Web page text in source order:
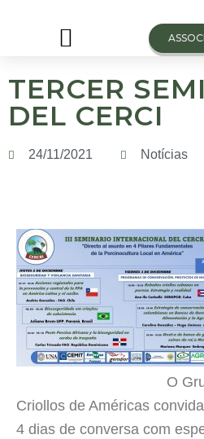
TERCER
DEL CERCI
24/11/2021 Notícias
O Grupo
Criollos de Américas
4 dias de conversa com